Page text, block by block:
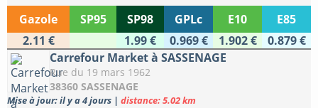
Gazole SP95 SP98 GPLc E10
E85
2.11 €
1.99 € 0.969 € 1.902 €
0.879 €
Carrefour Market à SASSENAGE
Rue du 19 mars 1962
38360 SASSENAGE
Mise à jour: il y a 4 jours | distance: 5.02 km